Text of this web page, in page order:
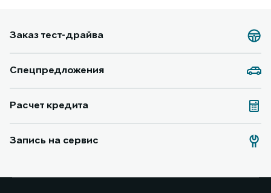
Заказ тест-драйва
Спецпредложения
Расчет кредита
Запись на сервис